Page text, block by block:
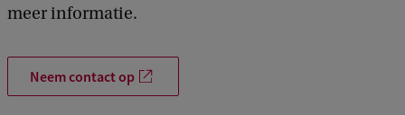
meer informatie.
Neem contact op